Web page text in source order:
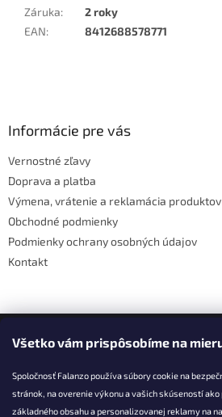
Všetko vám prispôsobíme na
Spoločnosť Falanzo používa súbory cookie na
stránok, na overenie výkonu a vašich skúseností
základného obsahu a personalizovanej reklamy na
Záruka:
2 roky
EAN: 8412688578771
Informácie pre vás
Vernostné zľavy
Doprava a platba
Výmena, vrátenie a reklamácia produktov
Obchodné podmienky
Podmienky ochrany osobných údajov
Kontakt
Facebook